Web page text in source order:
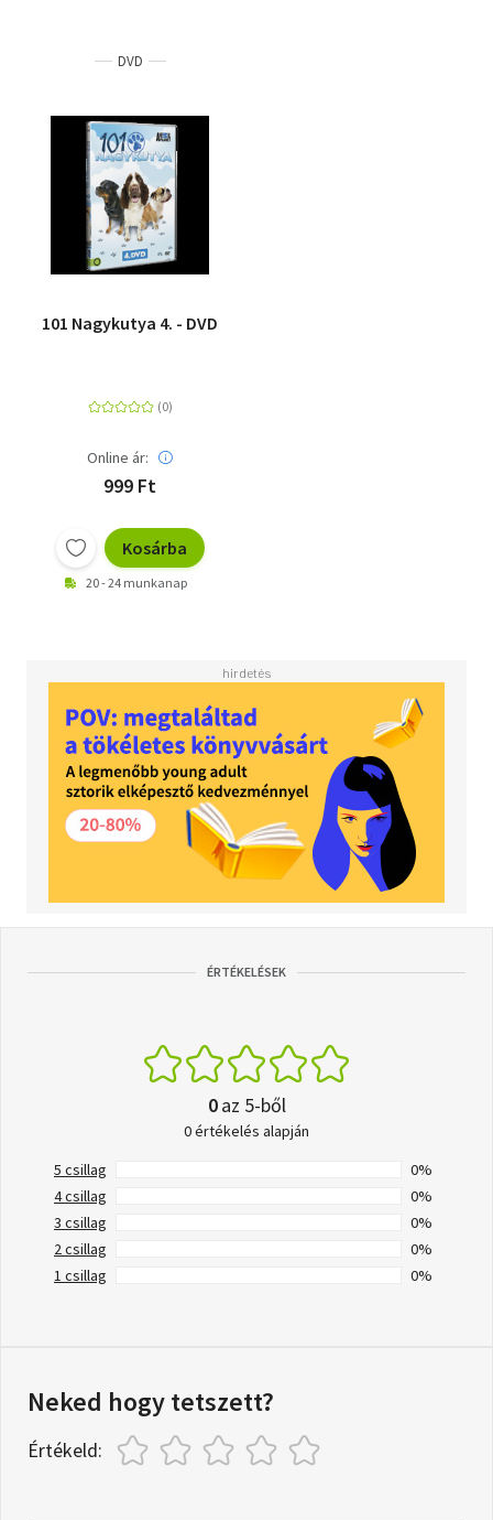
DVD
101 Nagykutya 4. - DVD
Online ár:
999 Ft
Kosárba
20 - 24 munkanap
ÉRTÉKELÉSEK
0az 5-ből
0 értékelés alapján
5 csillag
0%
4 csillag
0%
3 csillag
0%
2 csillag
0%
1 csillag
0%
Neked hogy tetszett?
Értékeld: